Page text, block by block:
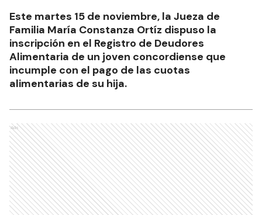
Este martes 15 de noviembre, la Jueza de
Familia María Constanza Ortíz dispuso la
inscripción en el Registro de Deudores
Alimentaria de un joven concordiense que
incumple con el pago de las cuotas
alimentarias de su hija.
Ads